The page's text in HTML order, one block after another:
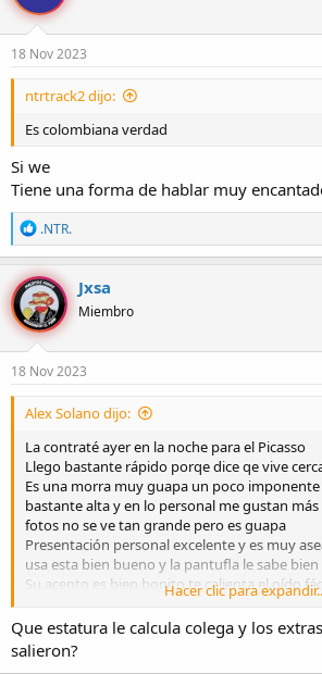
18 Nov 2023
ntrtrack2 dijo:
Es colombiana verdad
Si we
Tiene una forma de hablar muy
R
e
a
c
c
i
o
n
e
.NTR.
Jxsa
Miembro
18 Nov 2023
Alex Solano dijo:
La contraté ayer en la noche para el Picasso
Llego bastante rápido porqe dice qe vive
Es una morra muy guapa un poco
bastante alta y en lo personal me gustan
fotos no se ve tan grande pero es guapa
Presentación personal excelente y es muy
usa esta bien bueno y la pantufla le sabe
Su acento es bien bonito te calienta el oído
Me pregunto que me gustaba que como me
cachondeo o masaje para iniciar, le dije que
cachondeo y empezó a darme besos
cuello y a su ves me iba acariciando con las
Hacer clic para
Que estatura le calcula colega y los
salieron?